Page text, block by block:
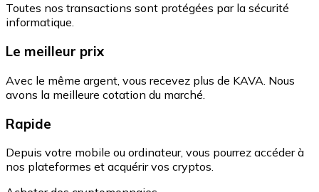
Toutes nos transactions sont protégées par la sécurité
informatique.
Le meilleur prix
Avec le même argent, vous recevez plus de KAVA. Nous
avons la meilleure cotation du marché.
Rapide
Depuis votre mobile ou ordinateur, vous pourrez accéder à
nos plateformes et acquérir vos cryptos.